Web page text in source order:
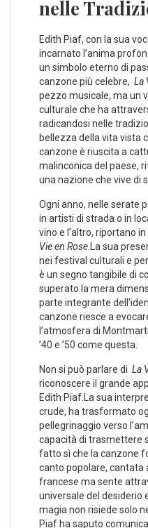
nelle
Edith Piaf, con la sua
incarnato‌ l’anima
un simbolo eterno di
canzone più celebre, ⁤ La‌
pezzo musicale, ma un
culturale ‌che ha
radicandosi nelle
bellezza⁤ della vita vista
canzone è‌ riuscita a
malinconica del paese,
una nazione che vive di
Ogni anno, nelle serate
in ‍artisti di strada o in
vino e l’altro, riportano
Vie en Rose .La sua
nei festival culturali e
è un segno tangibile di
superato la mera
parte integrante
canzone‍ riesce a
l’atmosfera⁢ di
‌’40 e ’50 come ​questa.
Non si può parlare​ di ‌ La
riconoscere‌ il grande
Edith Piaf.La sua
crude, ha trasformato
pellegrinaggio verso
capacità di trasmettere
fatto sì che⁢ la canzone
canto popolare,⁤ cantata
francese ma sente
universale del desiderio
magia non risiede solo
‍Piaf ha saputo